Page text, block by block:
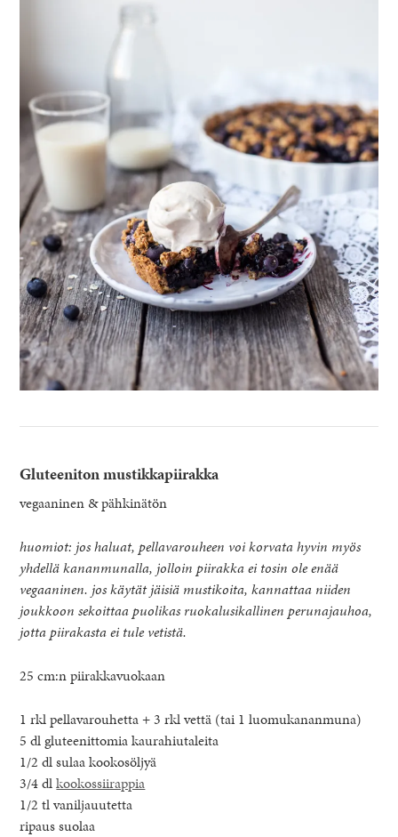
Gluteeniton mustikkapiirakka
vegaaninen & pähkinätön
huomiot: jos haluat, pellavarouheen voi korvata hyvin myös
yhdellä kananmunalla, jolloin piirakka ei tosin ole enää
vegaaninen. jos käytät jäisiä mustikoita, kannattaa niiden
joukkoon sekoittaa puolikas ruokalusikallinen perunajauhoa,
jotta piirakasta ei tule vetistä.
25 cm:n piirakkavuokaan
1 rkl pellavarouhetta + 3 rkl vettä (tai 1 luomukananmuna)
5 dl gluteenittomia kaurahiutaleita
1/2 dl sulaa kookosöljyä
3/4 dlkookossiirappia
1/2 tl vaniljauutetta
ripaus suolaa